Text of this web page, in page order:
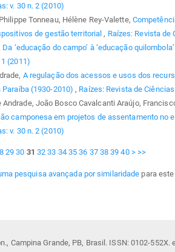
v. 30 n. 2 (2010)
Tonneau, Hélène Rey-Valette,
de gestão territorial, Raízes: Revista de
Da ‘educação do campo’ à ‘educação quilombola’
(2011)
A regulação dos acessos e usos dos
Paraíba (1930-2010), Raízes: Revista de
João Bosco Cavalcanti Araújo,
camponesa em projetos de assentamento no
v. 30 n. 2 (2010)
29 30 31 32 33 34 35 36 37 38 39 40 > >>
pesquisa avançada por similaridade para
Campina Grande, PB, Brasil. ISSN: 0102-552X.